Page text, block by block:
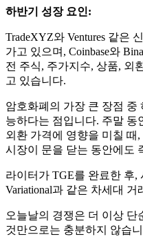
하반기 성장 요인:
TradeXYZ와 Ventures 같은
가고 있으며, Coinbase와
전 주식, 주가지수, 상품, 외
고 있습니다.
암호화폐의 가장 큰 장점 중
능하다는 점입니다. 주말 동
외환 가격에 영향을 미칠 때
시장이 문을 닫는 동안에도
라이터가 TGE를 완료한 후,
Variational과 같은 차세대
오늘날의 경쟁은 더 이상
것만으로는 충분하지 않습